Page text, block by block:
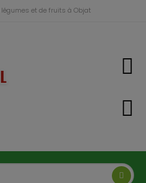
légumes et de fruits à Objat